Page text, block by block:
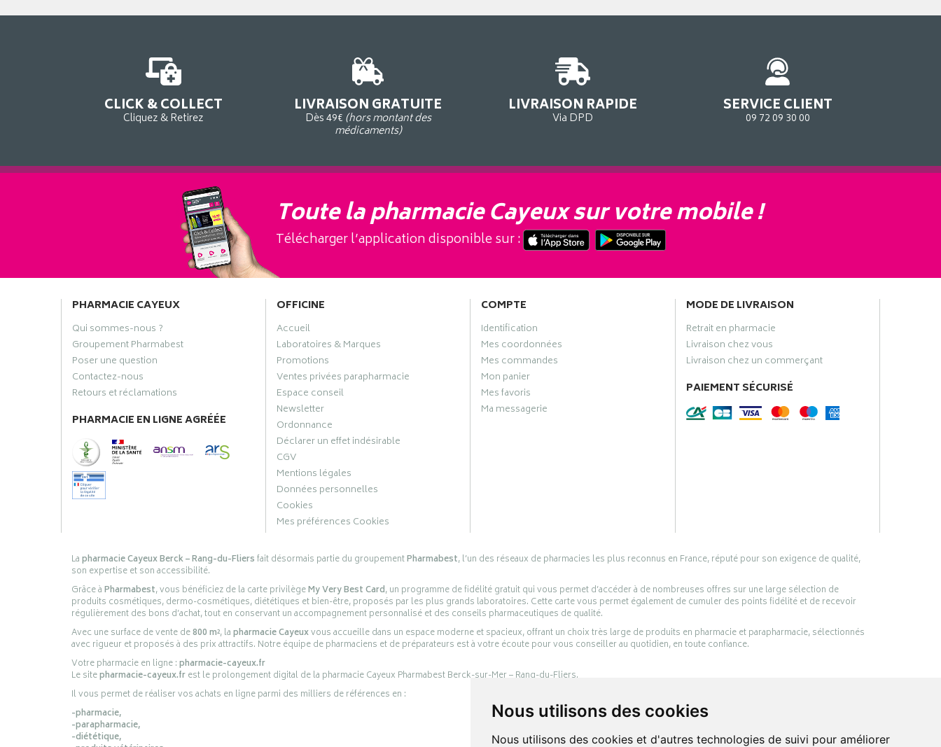
Nous utilisons des cookies
Nous utilisons des cookies et d'autres technologies de suivi pour améliorer
CLICK & COLLECT
Cliquez & Retirez
LIVRAISON GRATUITE
Dès 49€ (hors montant des
médicaments)
LIVRAISON RAPIDE
Via DPD
SERVICE CLIENT
09 72 09 30 00
Toute la pharmacie Cayeux sur votre mobile !
Télécharger l’application disponible sur :
PHARMACIE CAYEUX
Qui sommes-nous ?
Groupement Pharmabest
Poser une question
Contactez-nous
Retours et réclamations
PHARMACIE EN LIGNE AGRÉÉE
OFFICINE
Accueil
Laboratoires & Marques
Promotions
Ventes privées parapharmacie
Espace conseil
Newsletter
Ordonnance
Déclarer un effet indésirable
CGV
Mentions légales
Données personnelles
Cookies
Mes préférences Cookies
COMPTE
Identification
Mes coordonnées
Mes commandes
Mon panier
Mes favoris
Ma messagerie
MODE DE LIVRAISON
Retrait en pharmacie
Livraison chez vous
Livraison chez un commerçant
PAIEMENT SÉCURISÉ
Lapharmacie Cayeux Berck – Rang-du-Fliersfait désormais partie du groupementPharmabest, l’un des réseaux de pharmacies les plus reconnus en France, réputé pour son exigence de qualité,
son expertise et son accessibilité.
Grâce àPharmabest, vous bénéficiez de la carte privilègeMy Very Best Card, un programme de fidélité gratuit qui vous permet d’accéder à de nombreuses offres sur une large sélection de
produits cosmétiques, dermo-cosmétiques, diététiques et bien-être, proposés par les plus grands laboratoires. Cette carte vous permet également de cumuler des points fidélité et de recevoir
régulièrement des bons d’achat, tout en conservant un accompagnement personnalisé et des conseils pharmaceutiques de qualité.
Avec une surface de vente de800 m², lapharmacie Cayeuxvous accueille dans un espace moderne et spacieux, offrant un choix très large de produits en pharmacie et parapharmacie, sélectionnés
avec rigueur et proposés à des prix attractifs. Notre équipe de pharmaciens et de préparateurs est à votre écoute pour vous conseiller au quotidien, en toute confiance.
Votre pharmacie en ligne :pharmacie-cayeux.fr
Le sitepharmacie-cayeux.frest le prolongement digital de la pharmacie Cayeux Pharmabest Berck-sur-Mer – Rang-du-Fliers.
Il vous permet de réaliser vos achats en ligne parmi des milliers de références en :
-pharmacie,
-parapharmacie,
-diététique,